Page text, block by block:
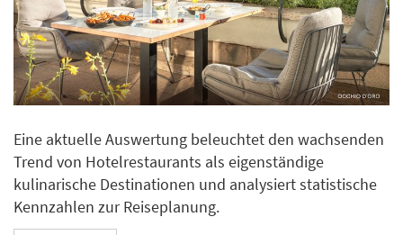
Eine aktuelle Auswertung beleuchtet den wachsenden
Trend von Hotelrestaurants als eigenständige
kulinarische Destinationen und analysiert statistische
Kennzahlen zur Reiseplanung.